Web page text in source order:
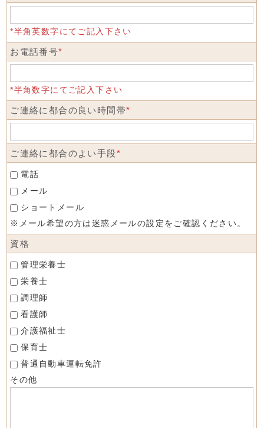
*半角英数字にてご記入下さい
お電話番号*
*半角数字にてご記入下さい
ご連絡に都合の良い時間帯*
ご連絡に都合のよい手段*
電話
メール
ショートメール
※メール希望の方は迷惑メールの設定をご確認ください。
資格
管理栄養士
栄養士
調理師
看護師
介護福祉士
保育士
普通自動車運転免許
その他